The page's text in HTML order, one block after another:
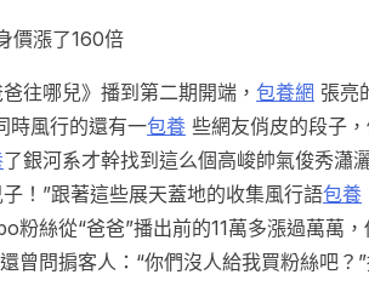
價漲了160倍
往哪兒》播到第二期開端， 包養網 張亮
時風行的還有一包養 些網友俏皮的段子
了銀河系才幹找到這么個高峻帥氣俊秀瀟
！”跟著這些展天蓋地的收集風行語包養
粉絲從“爸爸”播出前的11萬多漲過萬萬
曾問掮客人：“你們沒人給我買粉絲吧？